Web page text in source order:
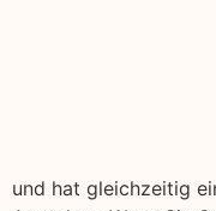
und hat gleichzeitig